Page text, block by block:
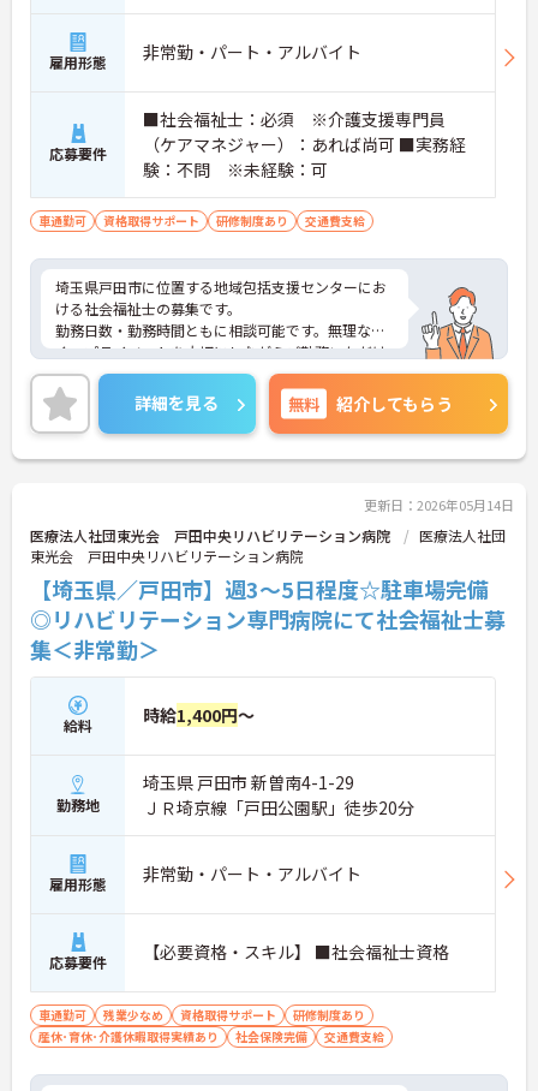
雇用形態 非常勤・パート・アルバイト
応募要件
■社会福祉士：必須 ※介護支援専門員
（ケアマネジャー）：あれば尚可 ■実務経
験：不問 ※未経験：可
車通勤可 資格取得サポート 研修制度あり 交通費支給
埼玉県戸田市に位置する地域包括支援センターにお
ける社会福祉士の募集です。
勤務日数・勤務時間ともに相談可能です。無理な
く。プライベートを大切にしながらご勤務いただけ
ます。また、マイカー通勤が可能です。通勤が苦に
なりません。
ご興味のある方には、面接対策ポイントなど、さら
に詳細をご案内しますのでお気軽にご相談くださ
い！
詳細を見る 無料 紹介してもらう
更新日：2026年05月14日
医療法人社団東光会 戸田中央リハビリテーション病院
医療法人社団
東光会 戸田中央リハビリテーション病院
【埼玉県／戸田市】週3～5日程度☆駐車場完備
◎リハビリテーション専門病院にて社会福祉士募
集＜非常勤＞
給料 時給1,400円～
勤務地
埼玉県 戸田市 新曽南4-1-29
ＪＲ埼京線「戸田公園駅」徒歩20分
雇用形態 非常勤・パート・アルバイト
応募要件 【必要資格・スキル】 ■社会福祉士資格
車通勤可 残業少なめ 資格取得サポート
研修制度あり
産休･育休･介護休暇取得実績あり
社会保険完備 交通費支給